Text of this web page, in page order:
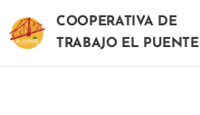
COOPERATIVA DE
TRABAJO EL PUENTE